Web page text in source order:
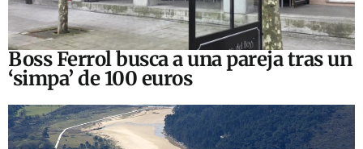
Boss Ferrol busca a una pareja tras un
‘simpa’ de 100 euros